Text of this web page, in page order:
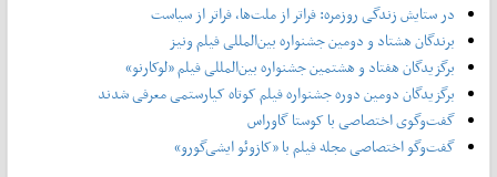
در ستایش زندگی روزمره: فراتر از ملت‌ها، فراتر از سیاست
برندگان هشتاد و دومین جشنواره بین‌المللی فیلم ونیز
برگزیدگان هفتاد و هشتمین جشنواره بین‌المللی فیلم «لوکارنو»
برگزیدگان دومین دوره جشنواره فیلم کوتاه کیارستمی معرفی شدند
گفت‌وگوی اختصاصی با کوستا گاوراس
گفت‌وگو اختصاصی مجله فیلم با «کازوئو ایشی‌گورو»